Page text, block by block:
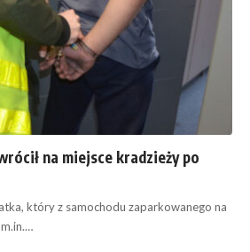
na miejsce kradzieży po
który z samochodu zaparkowanego na